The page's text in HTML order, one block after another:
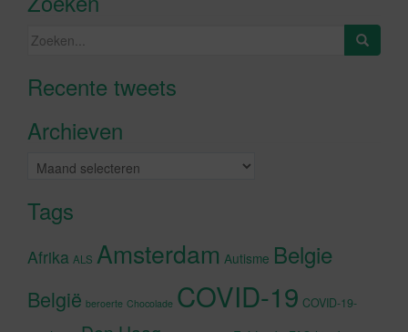
Zoeken
Recente tweetsKlik om marketing cookies te
Archieven
Archieven
Tags
Afrika ALS Amsterdam Autisme Belgie
België beroerte Chocolade COVID-19 COVID-19-